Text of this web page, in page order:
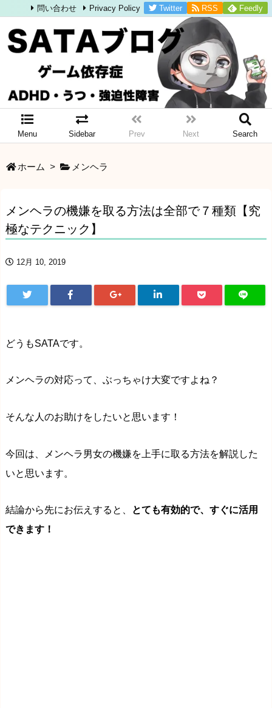
Menu Sidebar Prev Next Search
問い合わせ Privacy Policy Twitter RSS Feedly
ホーム > メンヘラ
メンヘラの機嫌を取る方法は全部で７種類【究
極なテクニック】
12月 10, 2019
どうもSATAです。
メンヘラの対応って、ぶっちゃけ大変ですよね？
そんな人のお助けをしたいと思います！
今回は、メンヘラ男女の機嫌を上手に取る方法を解説した
いと思います。
結論から先にお伝えすると、
とても有効的で、すぐに活用
できます！